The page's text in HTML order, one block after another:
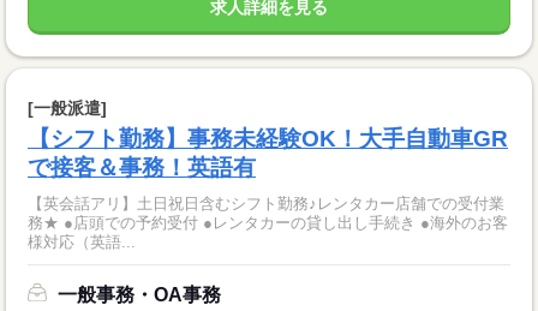
求人詳細を見る
[一般派遣]
【シフト勤務】事務未経験OK！大手自動車GR
で接客＆事務！英語有
【英会話アリ】土日祝日含むシフト勤務♪レンタカー店舗での受付業
務★ ●店頭での予約受付 ●レンタカーの貸し出し手続き ●海外のお客
様対応（英語...
一般事務・OA事務